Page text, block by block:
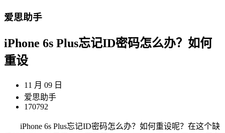
爱思助手
iPhone 6s Plus忘记ID密码怎么办？如何
重设
11 月 09 日
爱思助手
170792
iPhone 6s Plus忘记ID密码怎么办？如何重设呢？在这个缺